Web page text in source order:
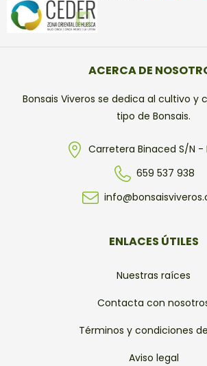
ACERCA DE
Bonsais Viveros se dedica al cultivo y
tipo de Bonsais.
Carretera Binaced S/N -
659 537 938
ENLACES ÚTILES
Nuestras raíces
Contacta con
Términos y condiciones
Aviso legal